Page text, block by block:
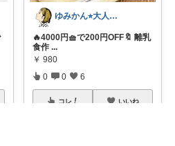
ゆみかん⭐︎大人の暮らし研究室
🔥4000円🧺で200円OFF🔖 離乳
食作 ...
￥ 980
0 0 6
コレ いいね